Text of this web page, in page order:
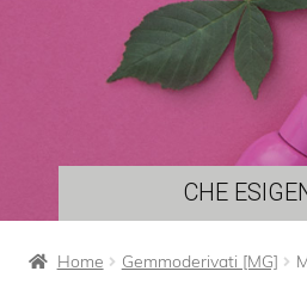
CHE
Home Gemmoderivati [MG]